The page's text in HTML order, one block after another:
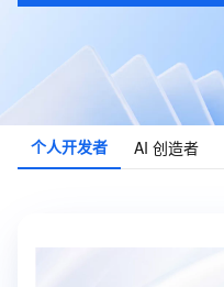
个人开发者 AI 创造者